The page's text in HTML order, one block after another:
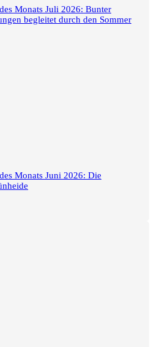
Monats Juli 2026: Bunter
begleitet durch den Sommer
Monats Juni 2026: Die